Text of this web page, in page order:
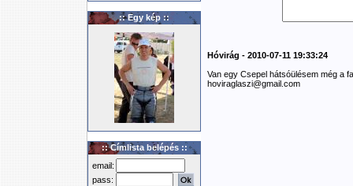
:: Egy kép ::
:: Címlista belépés ::
email:
pass:
Hóvirág - 2010-07-11 19:33:24
Van egy Csepel hátsóülésem még a
hoviraglaszi@gmail.com